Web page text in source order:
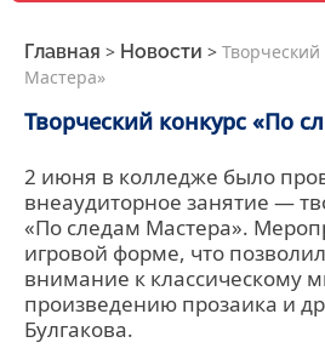
Главная > Новости >
Мастера»
Творческий конкурс «По
2 июня в колледже было
внеаудиторное занятие —
«По следам Мастера».
игровой форме, что
внимание к классическому
произведению прозаика и
Булгакова.